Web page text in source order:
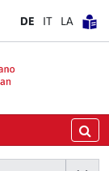
DE IT LA